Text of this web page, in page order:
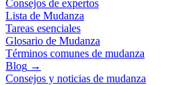
Consejos de expertos
Lista de Mudanza
Tareas esenciales
Glosario de Mudanza
Términos comunes de mudanza
Blog →
Consejos y noticias de mudanza